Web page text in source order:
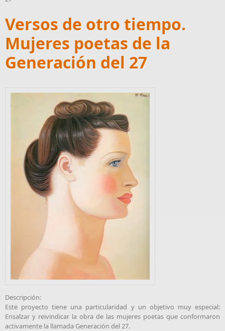
Versos de otro tiempo.
Mujeres poetas de la
Generación del 27
Descripción:
Este proyecto tiene una particularidad y un objetivo muy especial:
Ensalzar y reivindicar la obra de las mujeres poetas que conformaron
activamente la llamada Generación del 27.